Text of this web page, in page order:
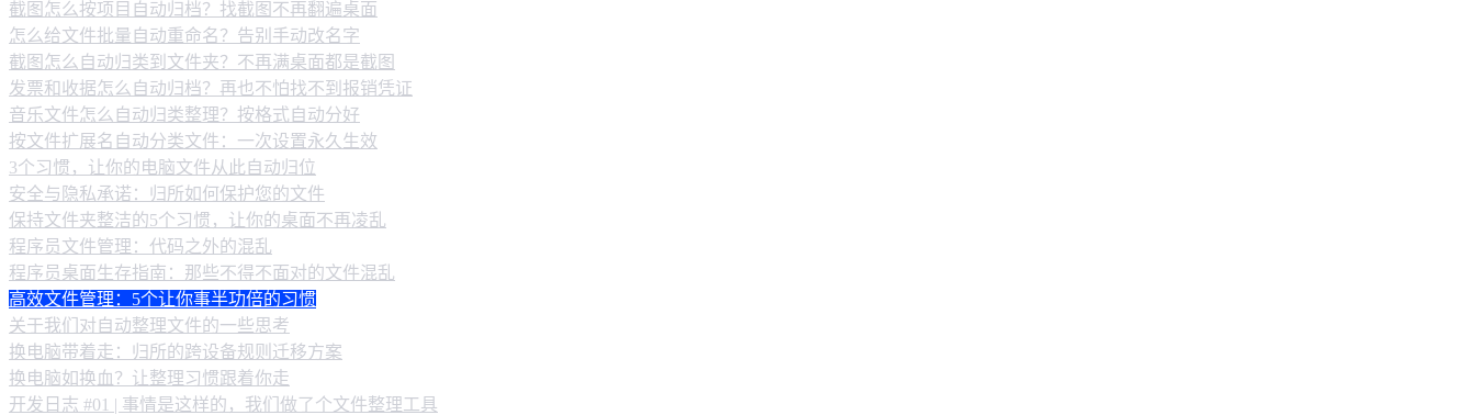
截图怎么按项目自动归档？找截图不再翻遍桌面
怎么给文件批量自动重命名？告别手动改名字
截图怎么自动归类到文件夹？不再满桌面都是截图
发票和收据怎么自动归档？再也不怕找不到报销凭证
音乐文件怎么自动归类整理？按格式自动分好
按文件扩展名自动分类文件：一次设置永久生效
3个习惯，让你的电脑文件从此自动归位
安全与隐私承诺：归所如何保护您的文件
保持文件夹整洁的5个习惯，让你的桌面不再凌乱
程序员文件管理：代码之外的混乱
程序员桌面生存指南：那些不得不面对的文件混乱
高效文件管理：5个让你事半功倍的习惯
关于我们对自动整理文件的一些思考
换电脑带着走：归所的跨设备规则迁移方案
换电脑如换血？让整理习惯跟着你走
开发日志 #01 | 事情是这样的，我们做了个文件整理工具